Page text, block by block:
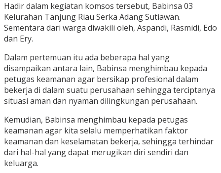
Hadir dalam kegiatan komsos tersebut, Babinsa 03
Kelurahan Tanjung Riau Serka Adang Sutiawan.
Sementara dari warga diwakili oleh, Aspandi, Rasmidi, Edo
dan Ery.
Dalam pertemuan itu ada beberapa hal yang
disampaikan antara lain, Babinsa menghimbau kepada
petugas keamanan agar bersikap profesional dalam
bekerja di dalam suatu perusahaan sehingga terciptanya
situasi aman dan nyaman dilingkungan perusahaan.
Kemudian, Babinsa menghimbau kepada petugas
keamanan agar kita selalu memperhatikan faktor
keamanan dan keselamatan bekerja, sehingga terhindar
dari hal-hal yang dapat merugikan diri sendiri dan
keluarga.